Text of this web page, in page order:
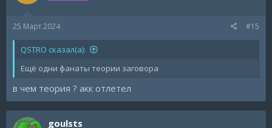
25 Март 2024 #15
QSTRO сказал(а):
Ещё одни фанаты теории заговора
в чем теория ? акк отлетел
goulsts